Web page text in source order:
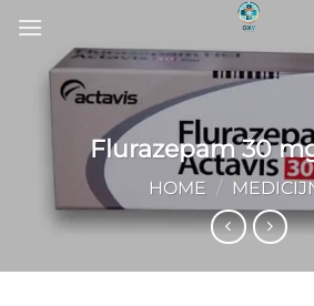
naar
inhoud
Flurazepam 30
HOME /